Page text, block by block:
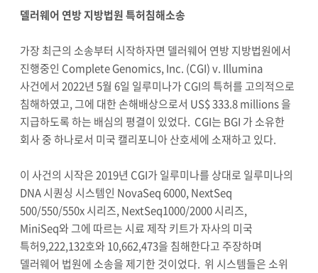
델러웨어 연방 지방법원 특허침해소송
가장 최근의 소송부터 시작하자면 델러웨어 연방 지방법원에서
진행중인 Complete Genomics, Inc. (CGI) v. Illumina
사건에서 2022년 5월 6일 일루미나가 CGI의 특허를 고의적으로
침해하였고, 그에 대한 손해배상으로서 US$ 333.8 millions 을
지급하도록 하는 배심의 평결이 있었다. CGI는 BGI 가 소유한
회사 중 하나로서 미국 캘리포니아 산호세에 소재하고 있다.
이 사건의 시작은 2019년 CGI가 일루미나를 상대로 일루미나의
DNA 시퀀싱 시스템인 NovaSeq 6000, NextSeq
500/550/550x 시리즈, NextSeq1000/2000 시리즈,
MiniSeq와 그에 따르는 시료 제작 키트가 자사의 미국
특허9,222,132호와 10,662,473을 침해한다고 주장하며
델러웨어 법원에 소송을 제기한 것이었다. 위 시스템들은 소위